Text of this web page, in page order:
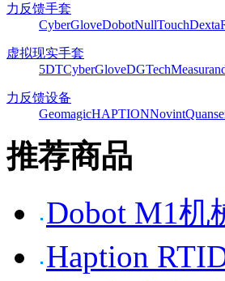
力反馈手套
CyberGloveDobotNullTouch
虚拟现实手套
5DTCyberGloveDGTech
力反馈设备
GeomagicHAPTIONNovint
推荐商品
Dobot M1机
Haption